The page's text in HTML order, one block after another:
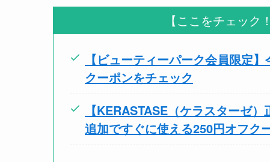
【ここをチェッ
【ビューティーパーク会員限定
クーポンをチェック
【KERASTASE（ケラスターゼ
追加ですぐに使える250円オフク